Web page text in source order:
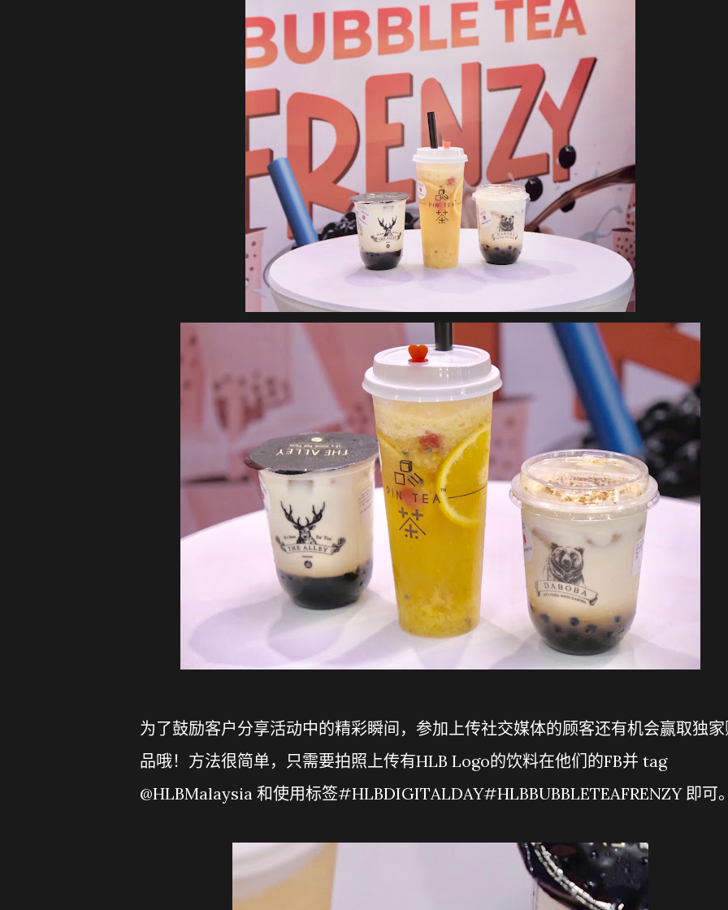
为了鼓励客户分享活动中的精彩瞬间，参加上传社交媒体的顾客还有机会赢取独
品哦！方法很简单，只需要拍照上传有HLB Logo的饮料在他们的FB并 tag
@HLBMalaysia 和使用标签#HLBDIGITALDAY#HLBBUBBLETEAFRENZY 即可